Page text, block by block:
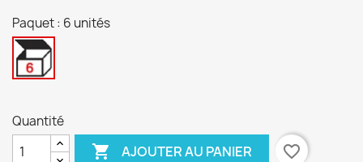
Paquet : 6 unités
6
Quantité
 AJOUTER AU PANIER favorite_border